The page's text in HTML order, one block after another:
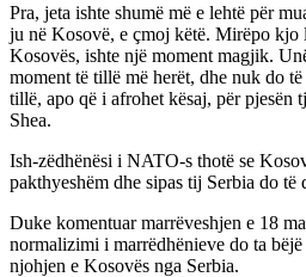
Pra, jeta ishte shumë më e lehtë për
ju në Kosovë, e çmoj këtë. Mirëpo kjo
Kosovës, ishte një moment magjik.
moment të tillë më herët, dhe nuk do
tillë, apo që i afrohet kësaj, për pjesën
Shea.
Ish-zëdhënësi i NATO-s thotë se
pakthyeshëm dhe sipas tij Serbia do të
Duke komentuar marrëveshjen e 18
normalizimi i marrëdhënieve do ta
njohjen e Kosovës nga Serbia.